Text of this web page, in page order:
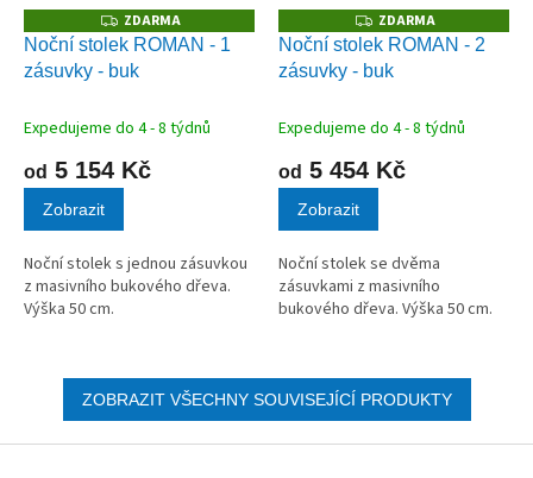
Z
D
A
R
ZDARMA
Noční stolek ROMAN - 1
zásuvky - buk
Expedujeme do 4 - 8 týdnů
od 5 154 Kč
Zobrazit
Noční stolek s jednou zásuvkou
z masivního bukového dřeva.
Výška 50 cm.
Z
D
A
R
ZDARMA
Noční stolek ROMAN - 2
zásuvky - buk
Expedujeme do 4 - 8 týdnů
od 5 454 Kč
Zobrazit
Noční stolek se dvěma
zásuvkami z masivního
bukového dřeva. Výška 50 cm.
ZOBRAZIT VŠECHNY SOUVISEJÍCÍ PRODUKTY